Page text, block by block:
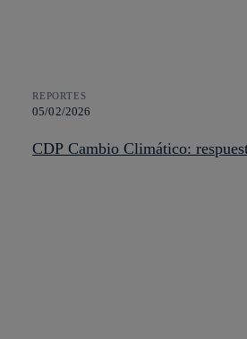
REPORTES
05/02/2026
CDP Cambio Climático: